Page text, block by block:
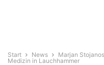
Start News
Marjan
Medizin in Lauchhammer